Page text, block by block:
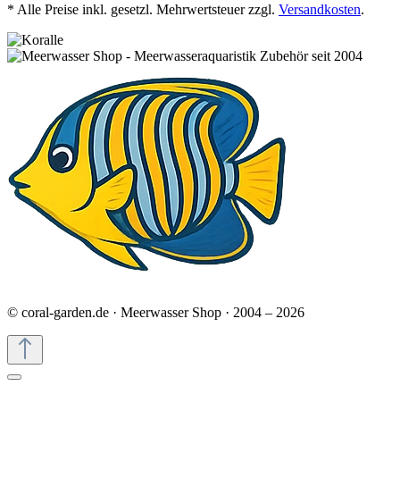
* Alle Preise inkl. gesetzl. Mehrwertsteuer zzgl. Versandkosten.
© coral-garden.de · Meerwasser Shop · 2004 – 2026